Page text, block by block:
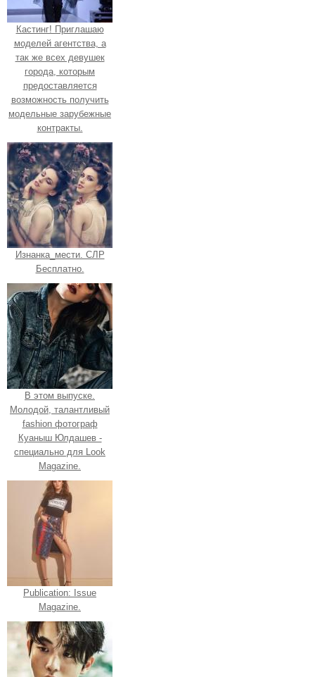
Кастинг! Приглашаю
моделей агентства, а
так же всех девушек
города, которым
предоставляется
возможность получить
модельные зарубежные
контракты.
Изнанка_мести. СЛР
Бесплатно.
В этом выпуске.
Молодой, талантливый
fashion фотограф
Куаныш Юлдашев -
специально для Look
Magazine.
Publication: Issue
Magazine.